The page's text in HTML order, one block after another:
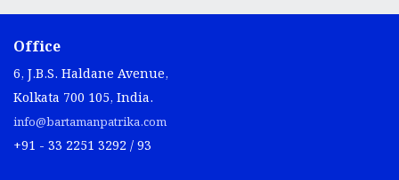
Office
6, J.B.S. Haldane Avenue,
Kolkata 700 105, India.
info@bartamanpatrika.com
+91 - 33 2251 3292 / 93